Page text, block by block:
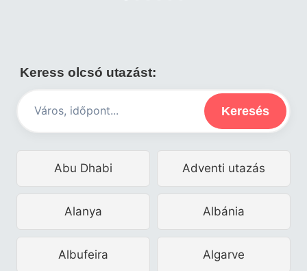
Keress olcsó utazást:
Keresés
Abu Dhabi Adventi utazás
Alanya Albánia
Albufeira Algarve